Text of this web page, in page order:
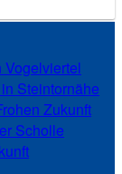
Steintornähe
Zukunft
Scholle